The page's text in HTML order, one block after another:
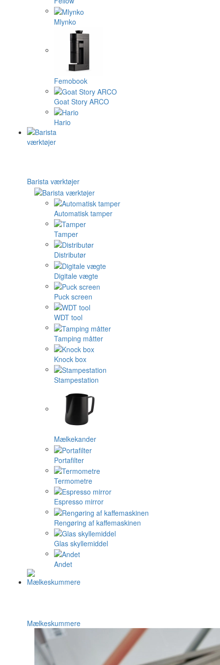
Mlynko
Femobook
Goat Story ARCO
Hario
Barista værktøjer
Automatisk tamper
Tamper
Distributør
Digitale vægte
Puck screen
WDT tool
Tamping måtter
Knock box
Stampestation
Mælkekander
Portafilter
Termometre
Espresso mirror
Rengøring af kaffemaskinen
Glas skyllemiddel
Andet
Mælkeskummere